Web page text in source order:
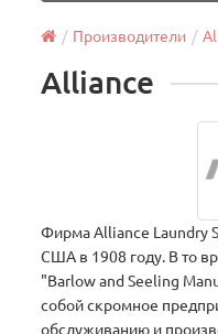
Производители
Alliance
Фирма Alliance Laundry
США в 1908 году. В то
"Barlow and Seeling
собой скромное
обслуживанию и